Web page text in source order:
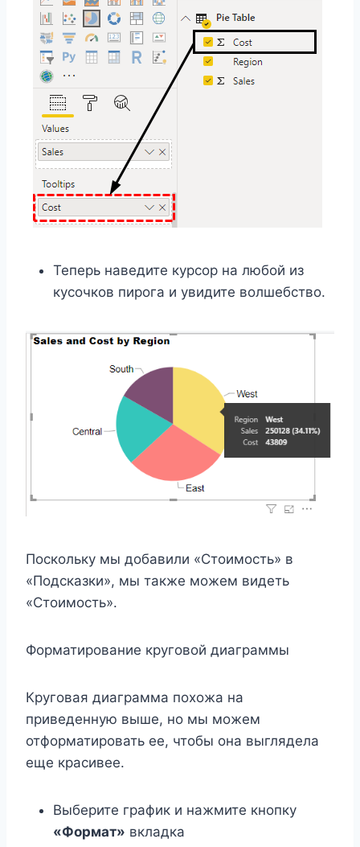
Теперь наведите курсор на любой из
кусочков пирога и увидите волшебство.
Поскольку мы добавили «Стоимость» в
«Подсказки», мы также можем видеть
«Стоимость».
Форматирование круговой диаграммы
Круговая диаграмма похожа на
приведенную выше, но мы можем
отформатировать ее, чтобы она выглядела
еще красивее.
Выберите график и нажмите кнопку
«Формат» вкладка